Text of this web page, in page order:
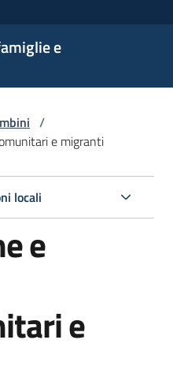
e
/
e migranti
locali
e
e